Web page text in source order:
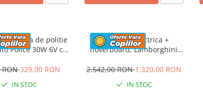
electrica de politie
Police 30W 6V cu
culoare Rosu
RON329,00 RON
IN STOC
Masinuta electrica +
hoverboard, Lamborghini
premium, Rosu
2.542,00 RON1.320,00 RON
IN STOC